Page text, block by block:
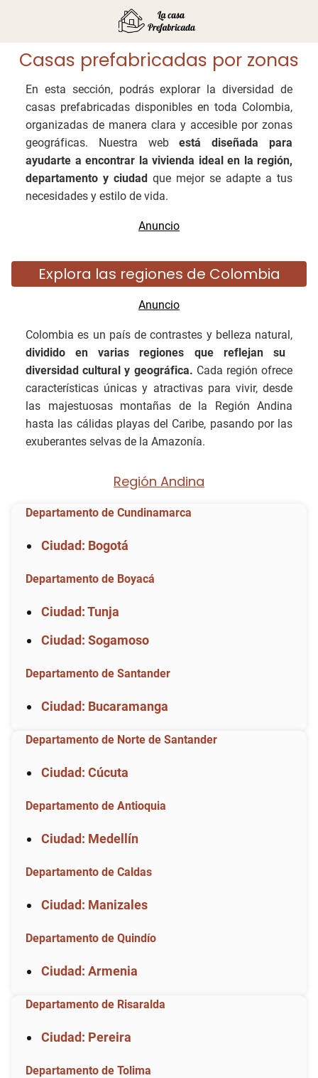
Casas prefabricadas por zonas
En esta sección, podrás explorar la diversidad de
casas prefabricadas disponibles en toda Colombia,
organizadas de manera clara y accesible por zonas
geográficas. Nuestra webestá diseñada para
ayudarte a encontrar la vivienda ideal en la región,
departamento y ciudad que mejor se adapte a tus
necesidades y estilo de vida.
Explora las regiones de Colombia
Colombia es un país de contrastes y belleza natural,
dividido en varias regiones que reflejan su
diversidad cultural y geográfica. Cada región ofrece
características únicas y atractivas para vivir, desde
las majestuosas montañas de la Región Andina
hasta las cálidas playas del Caribe, pasando por las
exuberantes selvas de la Amazonía.
Región Andina
Departamento de Cundinamarca
Ciudad: Bogotá
Departamento de Boyacá
Ciudad: Tunja
Ciudad: Sogamoso
Departamento de Santander
Ciudad: Bucaramanga
Departamento de Norte de Santander
Ciudad: Cúcuta
Departamento de Antioquia
Ciudad: Medellín
Departamento de Caldas
Ciudad: Manizales
Departamento de Quindío
Ciudad: Armenia
Departamento de Risaralda
Ciudad: Pereira
Departamento de Tolima